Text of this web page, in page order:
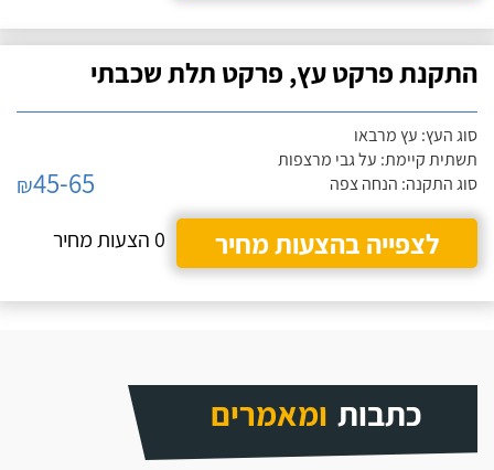
התקנת פרקט עץ, פרקט תלת שכבתי
סוג העץ: עץ מרבאו
תשתית קיימת: על גבי מרצפות
סוג התקנה: הנחה צפה
₪45-65
לצפייה בהצעות מחיר
0 הצעות מחיר
כתבות ומאמרים